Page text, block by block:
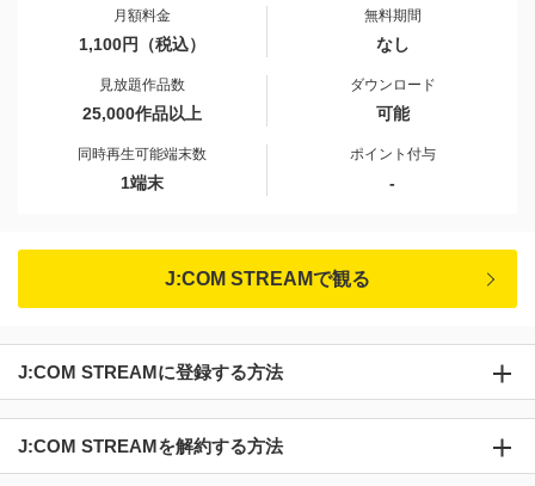
月額料金
1,100円（税込）
無料期間
なし
見放題作品数
25,000作品以上
ダウンロード
可能
同時再生可能端末数
1端末
ポイント付与
-
J:COM STREAMで観る
J:COM STREAMに登録する方法
J:COM STREAMを解約する方法